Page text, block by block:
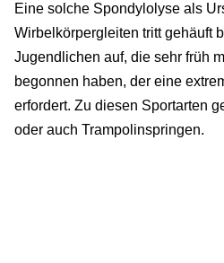
Eine solche Spondylolyse als
Wirbelkörpergleiten tritt gehäuft
Jugendlichen auf, die sehr früh
begonnen haben, der eine
erfordert. Zu diesen Sportarten
oder auch Trampolinspringen.